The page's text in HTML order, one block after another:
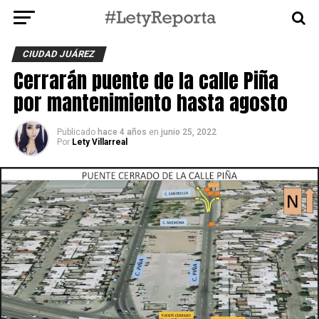
CIUDAD JUÁREZ
Cerrarán puente de la calle Piña
por mantenimiento hasta agosto
Publicado hace 4 años en junio 25, 2022
Por Lety Villarreal